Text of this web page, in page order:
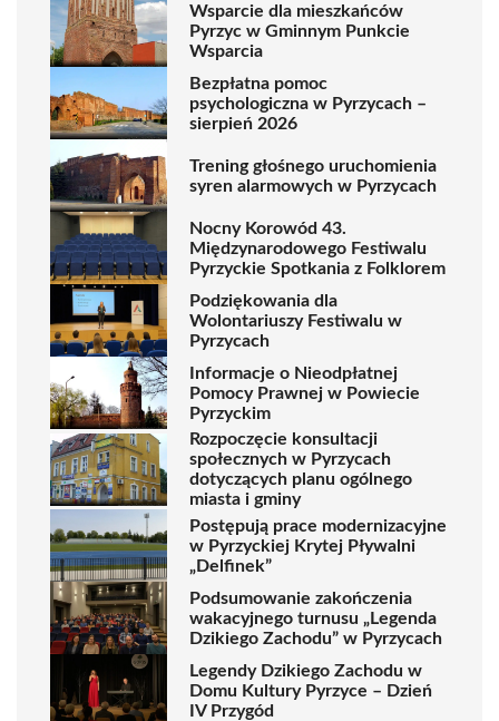
Wsparcie dla mieszkańców
Pyrzyc w Gminnym Punkcie
Wsparcia
Bezpłatna pomoc
psychologiczna w Pyrzycach –
sierpień 2026
Trening głośnego uruchomienia
syren alarmowych w Pyrzycach
Nocny Korowód 43.
Międzynarodowego Festiwalu
Pyrzyckie Spotkania z Folklorem
Podziękowania dla
Wolontariuszy Festiwalu w
Pyrzycach
Informacje o Nieodpłatnej
Pomocy Prawnej w Powiecie
Pyrzyckim
Rozpoczęcie konsultacji
społecznych w Pyrzycach
dotyczących planu ogólnego
miasta i gminy
Postępują prace modernizacyjne
w Pyrzyckiej Krytej Pływalni
„Delfinek”
Podsumowanie zakończenia
wakacyjnego turnusu „Legenda
Dzikiego Zachodu” w Pyrzycach
Legendy Dzikiego Zachodu w
Domu Kultury Pyrzyce – Dzień
IV Przygód